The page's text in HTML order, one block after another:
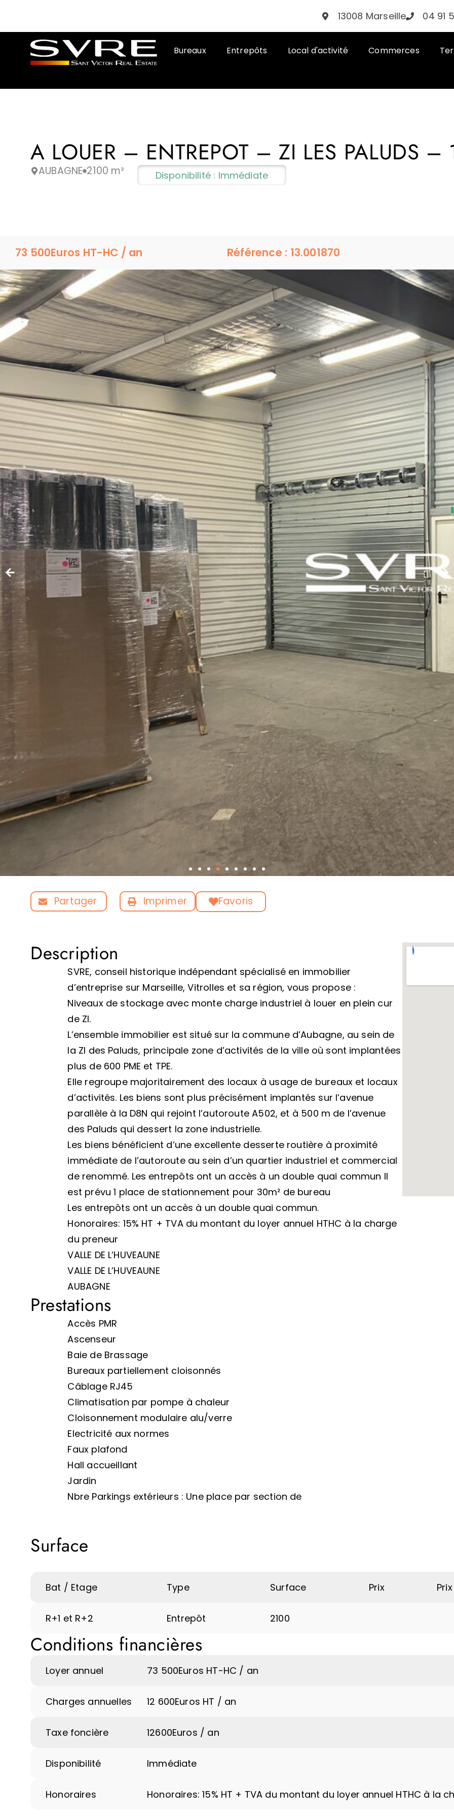
13008 Marseille 04 91
Bureaux Entrepôts Local d'activité Commerces
A LOUER – ENTREPOT – ZI LES PALUDS
AUBAGNE 2100 m² Disponibilité : Immédiate
73 500Euros HT-HC / an Référence : 13.001870
Partager Imprimer Favoris
Description
SVRE, conseil historique indépendant spécialisé en immobilier
d’entreprise sur Marseille, Vitrolles et sa région, vous propose :
Niveaux de stockage avec monte charge industriel à louer en plein cur
de ZI.
L’ensemble immobilier est situé sur la commune d’Aubagne, au sein de
la ZI des Paluds, principale zone d’activités de la ville où sont implantées
plus de 600 PME et TPE.
Elle regroupe majoritairement des locaux à usage de bureaux et locaux
d’activités. Les biens sont plus précisément implantés sur l’avenue
parallèle à la D8N qui rejoint l’autoroute A502, et à 500 m de l’avenue
des Paluds qui dessert la zone industrielle.
Les biens bénéficient d’une excellente desserte routière à proximité
immédiate de l’autoroute au sein d’un quartier industriel et commercial
de renommé. Les entrepôts ont un accès à un double quai commun Il
est prévu 1 place de stationnement pour 30m² de bureau
Les entrepôts ont un accès à un double quai commun.
Honoraires: 15% HT + TVA du montant du loyer annuel HTHC à la charge
du preneur
VALLE DE L’HUVEAUNE
VALLE DE L’HUVEAUNE
AUBAGNE
Prestations
Accès PMR
Ascenseur
Baie de Brassage
Bureaux partiellement cloisonnés
Câblage RJ45
Climatisation par pompe à chaleur
Cloisonnement modulaire alu/verre
Electricité aux normes
Faux plafond
Hall accueillant
Jardin
Nbre Parkings extérieurs : Une place par section de
Surface
Bat / Etage Type Surface Prix
R+1 et R+2 Entrepôt 2100
Conditions financières
Loyer annuel 73 500Euros HT-HC / an
Charges annuelles 12 600Euros HT / an
Taxe foncière 12600Euros / an
Disponibilité Immédiate
Honoraires Honoraires: 15% HT + TVA du montant du loyer annuel HTHC à la